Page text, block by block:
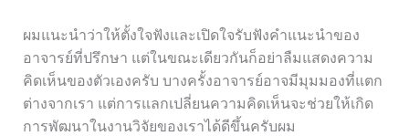
ผมแนะนำว่าให้ตั้งใจฟังและเปิดใจรับฟังคำแนะนำของ
อาจารย์ที่ปรึกษา แต่ในขณะเดียวกันก็อย่าลืมแสดงความ
คิดเห็นของตัวเองครับ บางครั้งอาจารย์อาจมีมุมมองที่แตก
ต่างจากเรา แต่การแลกเปลี่ยนความคิดเห็นจะช่วยให้เกิด
การพัฒนาในงานวิจัยของเราได้ดีขึ้นครับผม